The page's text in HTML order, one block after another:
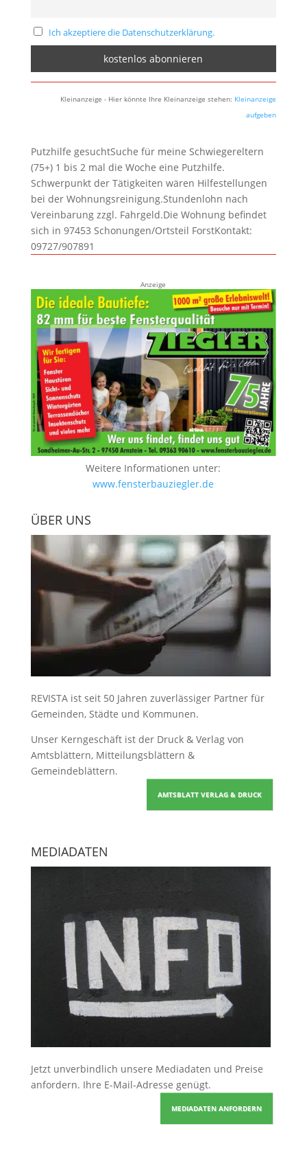
Ich akzeptiere die Datenschutzerklärung.
Kleinanzeige - Hier könnte Ihre Kleinanzeige stehen: Kleinanzeige
aufgeben
Putzhilfe gesuchtSuche für meine Schwiegereltern
(75+) 1 bis 2 mal die Woche eine Putzhilfe.
Schwerpunkt der Tätigkeiten wären Hilfestellungen
bei der Wohnungsreinigung.Stundenlohn nach
Vereinbarung zzgl. Fahrgeld.Die Wohnung befindet
sich in 97453 Schonungen/Ortsteil ForstKontakt:
09727/907891
Anzeige
Weitere Informationen unter:
www.fensterbauziegler.de
ÜBER UNS
REVISTA ist seit 50 Jahren zuverlässiger Partner für
Gemeinden, Städte und Kommunen.
Unser Kerngeschäft ist der Druck & Verlag von
Amtsblättern, Mitteilungsblättern &
Gemeindeblättern.
AMTSBLATT VERLAG & DRUCK
MEDIADATEN
Jetzt unverbindlich unsere Mediadaten und Preise
anfordern. Ihre E-Mail-Adresse genügt.
MEDIADATEN ANFORDERN